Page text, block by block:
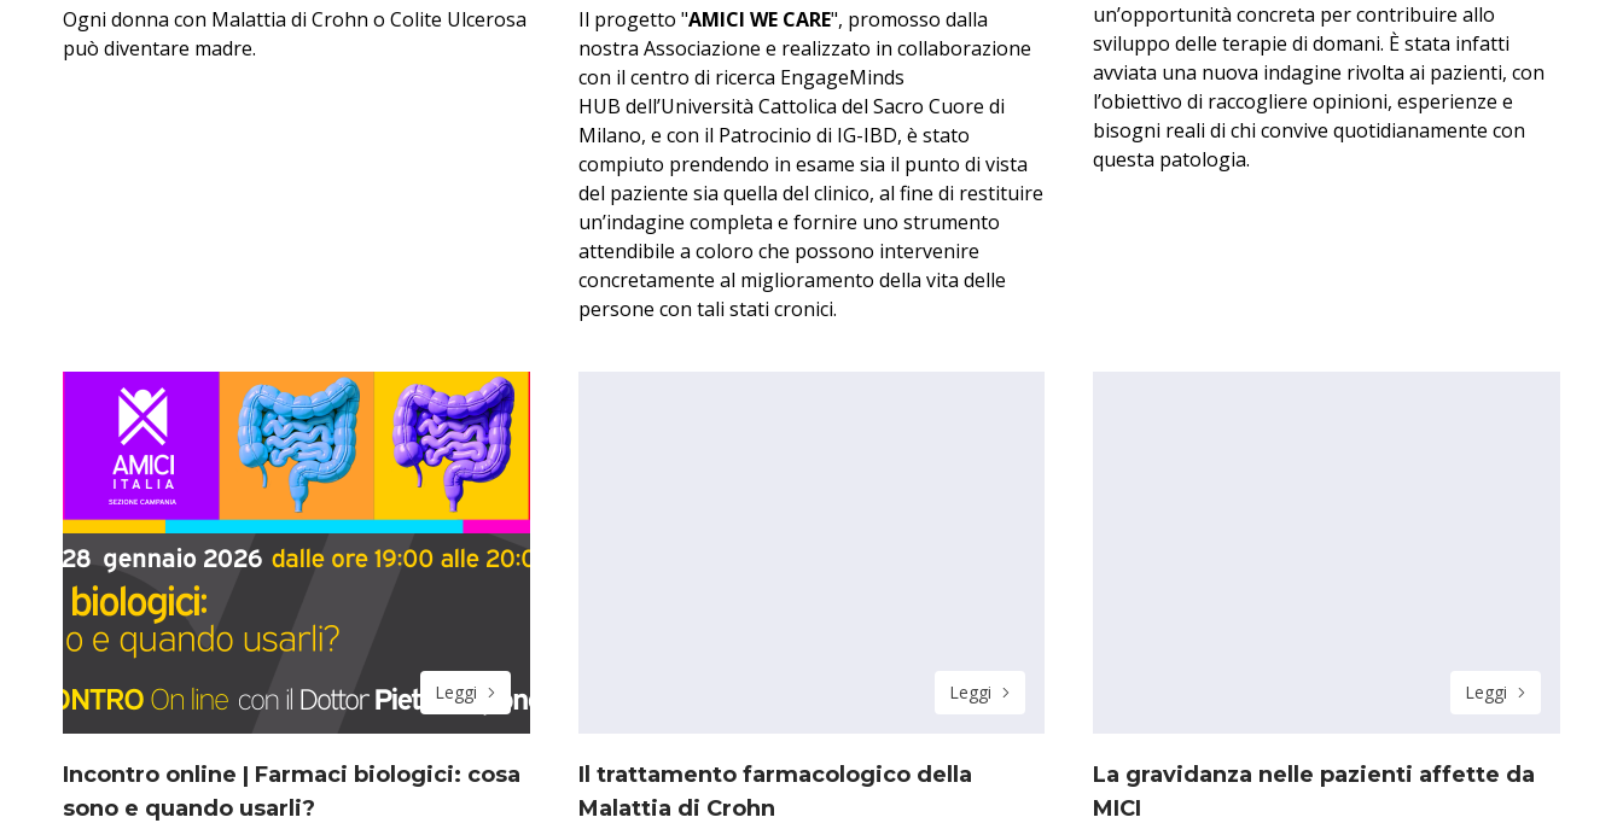
Ogni donna con Malattia di Crohn o Colite Ulcerosa
può diventare madre.
Il progetto "AMICI WE CARE", promosso dalla
nostra Associazione e realizzato in collaborazione
con il centro di ricerca EngageMinds
HUB dell’Università Cattolica del Sacro Cuore di
Milano, e con il Patrocinio di IG-IBD, è stato
compiuto prendendo in esame sia il punto di vista
del paziente sia quella del clinico, al fine di restituire
un’indagine completa e fornire uno strumento
attendibile a coloro che possono intervenire
concretamente al miglioramento della vita delle
persone con tali stati cronici.
un’opportunità concreta per contribuire allo
sviluppo delle terapie di domani. È stata infatti
avviata una nuova indagine rivolta ai pazienti, con
l’obiettivo di raccogliere opinioni, esperienze e
bisogni reali di chi convive quotidianamente con
questa patologia.
Leggi
Incontro online | Farmaci biologici: cosa
sono e quando usarli?
Leggi
Il trattamento farmacologico della
Malattia di Crohn
Leggi
La gravidanza nelle pazienti affette da
MICI